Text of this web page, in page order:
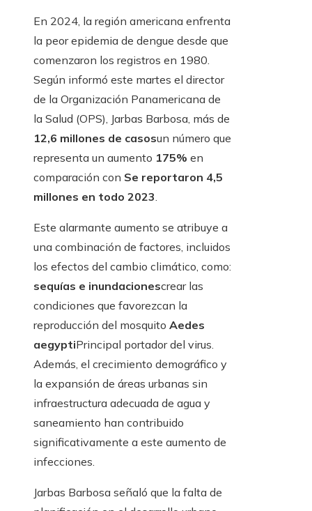
En 2024, la región americana enfrenta
la peor epidemia de dengue desde que
comenzaron los registros en 1980.
Según informó este martes el director
de la Organización Panamericana de
la Salud (OPS), Jarbas Barbosa, más de
12,6 millones de casosun número que
representa un aumento 175% en
comparación con Se reportaron 4,5
millones en todo 2023.
Este alarmante aumento se atribuye a
una combinación de factores, incluidos
los efectos del cambio climático, como:
sequías e inundacionescrear las
condiciones que favorezcan la
reproducción del mosquito Aedes
aegyptiPrincipal portador del virus.
Además, el crecimiento demográfico y
la expansión de áreas urbanas sin
infraestructura adecuada de agua y
saneamiento han contribuido
significativamente a este aumento de
infecciones.
Jarbas Barbosa señaló que la falta de